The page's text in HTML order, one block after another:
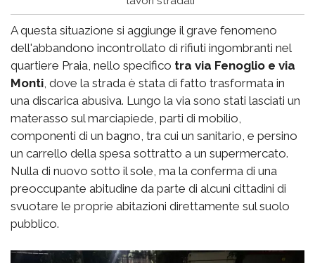
A questa situazione si aggiunge il grave fenomeno
dell'abbandono incontrollato di rifiuti ingombranti nel
quartiere Praia, nello specifico tra via Fenoglio e via
Monti , dove la strada è stata di fatto trasformata in
una discarica abusiva. Lungo la via sono stati lasciati un
materasso sul marciapiede, parti di mobilio,
componenti di un bagno, tra cui un sanitario, e persino
un carrello della spesa sottratto a un supermercato.
Nulla di nuovo sotto il sole, ma la conferma di una
preoccupante abitudine da parte di alcuni cittadini di
svuotare le proprie abitazioni direttamente sul suolo
pubblico.